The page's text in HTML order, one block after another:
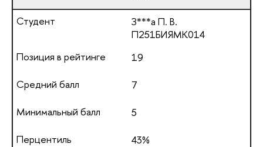
З***а П. В.
П251БИЯМК014
19
7
5
43%